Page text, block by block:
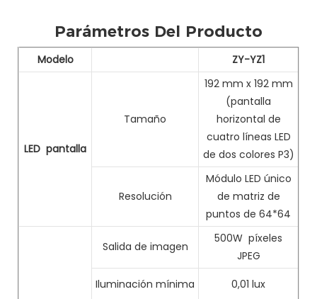
Parámetros Del Producto
Modelo ZY-YZ1
LED pantalla
Tamaño
192 mm x 192 mm
(pantalla
horizontal de
cuatro líneas LED
de dos colores P3)
Resolución
Módulo LED único
de matriz de
puntos de 64*64
Salida de imagen
500W píxeles
JPEG
Iluminación mínima
0,01 lux